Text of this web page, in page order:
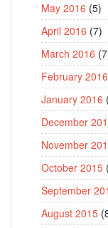
May 2016 (5)
April 2016 (7)
March 2016
February 2016
January 2016
December
November
October 2015
September
August 2015